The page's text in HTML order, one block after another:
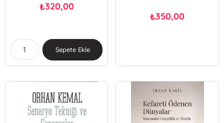
₺320,00
Sepete Ekle
₺350,00